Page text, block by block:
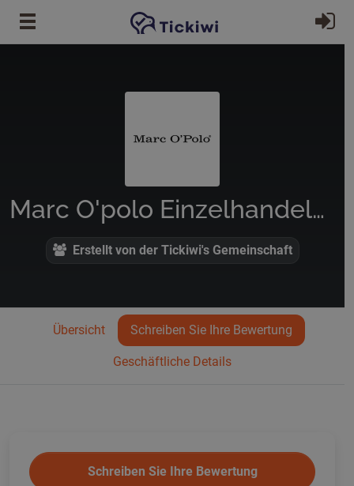
Zum Hauptinhalt springen
Marc O'polo Einzelhandels Gmbh
Erstellt von der Tickiwi's Gemeinschaft
Übersicht Schreiben Sie Ihre Bewertung
Geschäftliche Details
Schreiben Sie Ihre Bewertung